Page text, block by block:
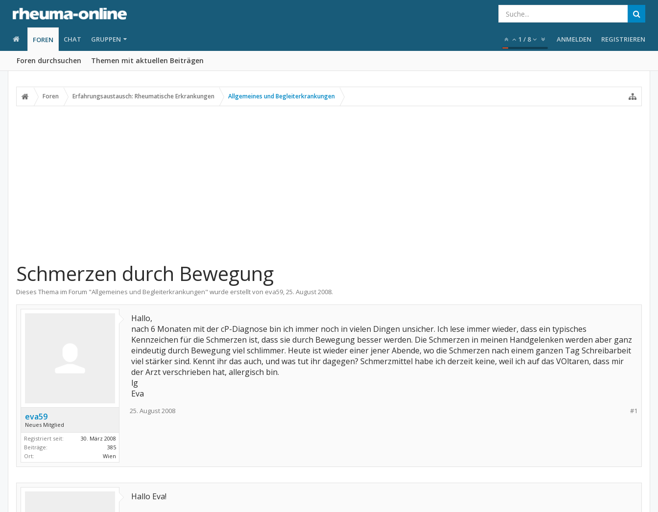
FOREN
Foren durchsuchen Themen mit aktuellen Beiträgen
CHAT GRUPPEN 1 / 8 ANMELDEN REGISTRIEREN
Foren Erfahrungsaustausch: Rheumatische Erkrankungen Allgemeines und Begleiterkrankungen
Schmerzen durch Bewegung
Dieses Thema im Forum "Allgemeines und Begleiterkrankungen" wurde erstellt von eva59,25. August 2008.
eva59
Neues Mitglied
Registriert seit:
30. März 2008
Beiträge:
385
Ort:
Wien
Hallo,
nach 6 Monaten mit der cP-Diagnose bin ich immer noch in vielen Dingen unsicher. Ich lese immer wieder, dass ein typisches
Kennzeichen für die Schmerzen ist, dass sie durch Bewegung besser werden. Die Schmerzen in meinen Handgelenken werden aber ganz
eindeutig durch Bewegung viel schlimmer. Heute ist wieder einer jener Abende, wo die Schmerzen nach einem ganzen Tag Schreibarbeit
viel stärker sind. Kennt ihr das auch, und was tut ihr dagegen? Schmerzmittel habe ich derzeit keine, weil ich auf das VOltaren, dass mir
der Arzt verschrieben hat, allergisch bin.
lg
Eva
#1
25. August 2008
Hallo Eva!